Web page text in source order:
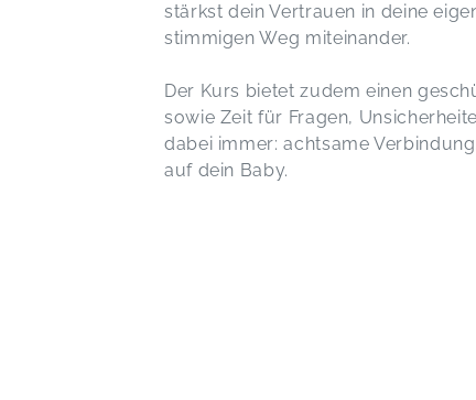
stärkst dein Vertrauen in deine
stimmigen Weg miteinander.
Der Kurs bietet zudem einen
sowie Zeit für Fragen,
dabei immer: achtsame
auf dein Baby.